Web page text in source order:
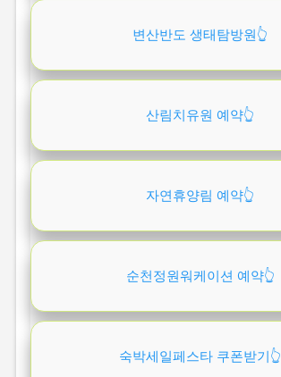
변산반도 생태탐방원👆️
산림치유원 예약👆️
자연휴양림 예약👆️
순천정원워케이션 예약👆️
숙박세일페스타 쿠폰받기👆️